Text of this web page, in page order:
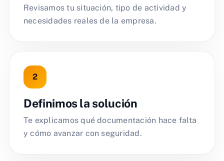
Revisamos tu situación, tipo de actividad y
necesidades reales de la empresa.
Definimos la solución
Te explicamos qué documentación hace falta
y cómo avanzar con seguridad.